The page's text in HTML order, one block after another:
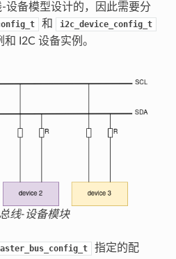
设备模型设计的，因此需要分
和 i2c_device_config_t
I2C 设备实例。
线-设备模块
指定的配